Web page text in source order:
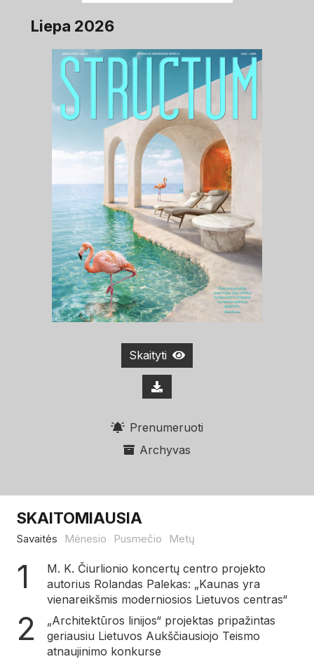
Liepa 2026
Skaityti
Prenumeruoti
Archyvas
SKAITOMIAUSIA
Savaitės Mėnesio Pusmečio Metų
M. K. Čiurlionio koncertų centro projekto
autorius Rolandas Palekas: „Kaunas yra
vienareikšmis moderniosios Lietuvos centras“
„Architektūros linijos“ projektas pripažintas
geriausiu Lietuvos Aukščiausiojo Teismo
atnaujinimo konkurse